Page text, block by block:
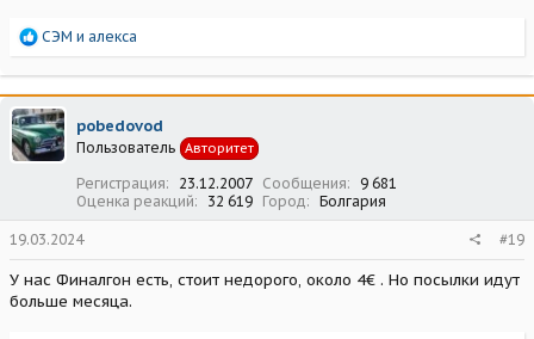
Р
а
к
ц
и
и
СЭМ и алекса
pobedovod
Пользователь Авторитет
Регистрация 23.12.2007 Сообщения
9 681
Оценка реакций
32 619 Город Болгария
19.03.2024 #19
У нас Финалгон есть, стоит недорого, около 4€ . Но посылки идут
больше месяца.